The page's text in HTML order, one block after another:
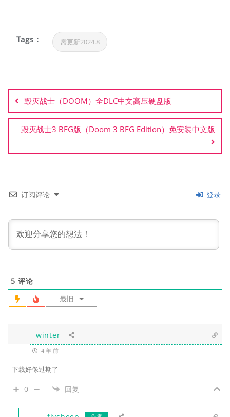
Tags : 需更新2024.8
章
导
航
毁灭战士（DOOM）全DLC中文高压硬盘版
毁灭战士3 BFG版（Doom 3 BFG Edition）免安装中文版
订阅评论 登录
5 评论
最旧
winter
4 年 前
下载好像过期了
0 回复